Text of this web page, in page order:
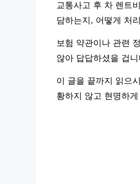
교통사고 후 차 렌트
담하는지, 어떻게 처
보험 약관이나 관련
않아 답답하셨을 겁니
이 글을 끝까지 읽으
황하지 않고 현명하